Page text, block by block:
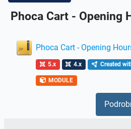
Phoca Cart - Opening
Phoca Cart - Opening
5.x 4.x Created
MODULE